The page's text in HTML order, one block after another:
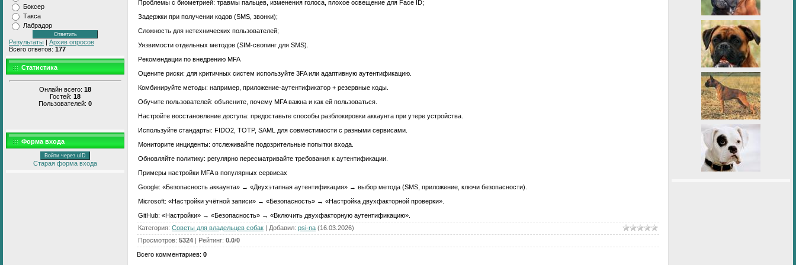
Боксер
Такса
Лабрадор
Результаты | Архив опросов
Всего ответов: 177
Статистика
Онлайн всего: 18
Гостей: 18
Пользователей: 0
Форма входа
Войти через uID
Старая форма входа
Проблемы с биометрией: травмы пальцев, изменения голоса, плохое освещение для Face ID;
Задержки при получении кодов (SMS, звонки);
Сложность для нетехнических пользователей;
Уязвимости отдельных методов (SIM‑свопинг для SMS).
Рекомендации по внедрению MFA
Оцените риски: для критичных систем используйте 3FA или адаптивную аутентификацию.
Комбинируйте методы: например, приложение‑аутентификатор + резервные коды.
Обучите пользователей: объясните, почему MFA важна и как ей пользоваться.
Настройте восстановление доступа: предоставьте способы разблокировки аккаунта при утере устройства.
Используйте стандарты: FIDO2, TOTP, SAML для совместимости с разными сервисами.
Мониторите инциденты: отслеживайте подозрительные попытки входа.
Обновляйте политику: регулярно пересматривайте требования к аутентификации.
Примеры настройки MFA в популярных сервисах
Google: «Безопасность аккаунта» → «Двухэтапная аутентификация» → выбор метода (SMS, приложение, ключи безопасности).
Microsoft: «Настройки учётной записи» → «Безопасность» → «Настройка двухфакторной проверки».
GitHub: «Настройки» → «Безопасность» → «Включить двухфакторную аутентификацию».
Категория: Советы для владельцев собак | Добавил: psi-na (16.03.2026)
Просмотров: 5324 | Рейтинг: 0.0/0
Всего комментариев: 0